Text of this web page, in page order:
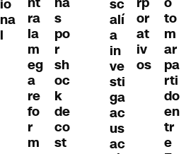
io
na
l
ra
la
m
eg
a
re
fo
r
m
s
po
r
sh
oc
k
de
co
st
sc
alí
a
in
ve
sti
ga
ac
us
ac
or
at
iv
os
to
m
ar
pa
rti
do
en
tr
e